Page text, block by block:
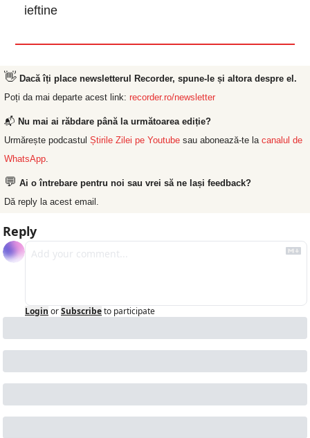
ieftine
👋 Dacă îți place newsletterul Recorder, spune-le și altora despre el.
Poți da mai departe acest link: recorder.ro/newsletter
📬 Nu mai ai răbdare până la următoarea ediție?
Urmărește podcastul Știrile Zilei pe Youtube sau abonează-te la canalul de
WhatsApp.
💬 Ai o întrebare pentru noi sau vrei să ne lași feedback?
Dă reply la acest email.
Reply
Login orSubscribeto participate